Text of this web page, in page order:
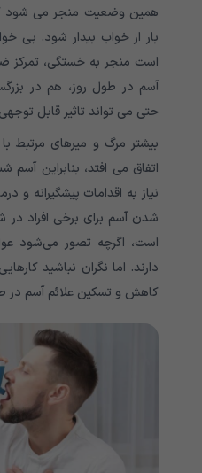
همین وضعیت منجر می شود
بار از خواب بیدار شود. بی
است منجر به خستگی، تمرکز
آسم در طول روز، هم در
حتی می تواند تاثیر قابل
بیشتر مرگ و میرهای
اتفاق می افتد، بنابراین
نیاز به اقدامات پیشگیرانه و
شدن آسم برای برخی افراد
است، اگرچه تصور می‌شود
دارند. اما نگران نباشید
کاهش و تسکین علائم آسم در